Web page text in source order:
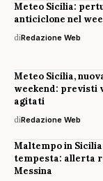
Meteo Sicilia:
anticiclone nel
diRedazione Web
Meteo Sicilia,
weekend: previsti
agitati
diRedazione Web
Maltempo in
tempesta: allerta
Messina